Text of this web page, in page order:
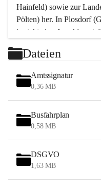
Hainfeld) sowie zur
Pölten) her. In Plosdorf
besteht eine
Wien erreicht man in ca.
Stössing zählt noch zum
zum Naherholungsraum
„ihre Wiener“. Seit 1960
Wochenendhäuser im
waldreichen
Das Wandern ist aus
Tätigkeit. Das hügelige
Wiesen, Wälder und
Dateien
Amtssignatur
0,36 MB
Busfahrplan
0,58 MB
DSGVO
1,63 MB